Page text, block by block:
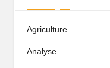
Agriculture
Analyse